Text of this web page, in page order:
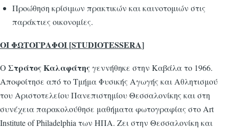
Προώθηση κρίσιμων πρακτικών και καινοτομιών στις
παράκτιες οικονομίες.
ΟΙ ΦΩΤΟΓΡΑΦΟΙ [STUDIOTESSERA]
Ο Στράτος Καλαφάτηςγεννήθηκε στην Καβάλα το 1966.
Αποφοίτησε από το Τμήμα Φυσικής Αγωγής και Αθλητισμού
του Αριστοτελείου Πανεπιστημίου Θεσσαλονίκης και στη
συνέχεια παρακολούθησε μαθήματα φωτογραφίας στο Art
Institute of Philadelphia των ΗΠΑ. Ζει στην Θεσσαλονίκη και